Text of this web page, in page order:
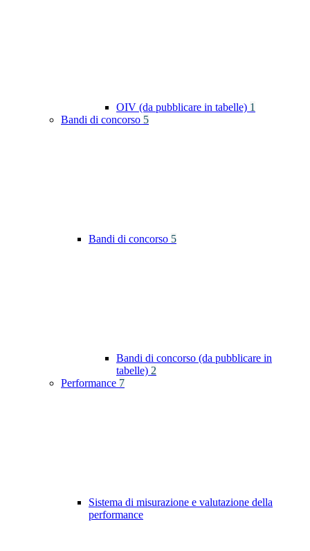
OIV (da pubblicare in tabelle) 1
Bandi di concorso 5
Bandi di concorso 5
Bandi di concorso (da pubblicare in
tabelle) 2
Performance 7
Sistema di misurazione e valutazione della
performance